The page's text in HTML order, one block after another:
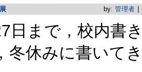
by: 管理者
日まで，校内書
冬休みに書いて